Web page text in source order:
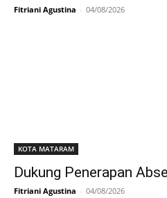
Fitriani Agustina - 04/08/2026
KOTA MATARAM
Dukung Penerapan
Fitriani Agustina - 04/08/2026